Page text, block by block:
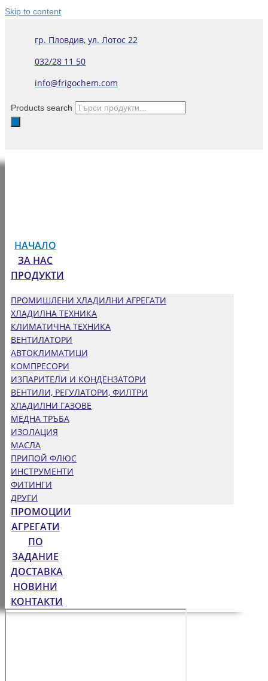
Skip to content
гр. Пловдив, ул. Лотос 22
032/28 11 50
info@frigochem.com
Products search
НАЧАЛО
ЗА НАС
ПРОДУКТИ
ПРОМИШЛЕНИ ХЛАДИЛНИ АГРЕГАТИ
ХЛАДИЛНА ТЕХНИКА
КЛИМАТИЧНА ТЕХНИКА
ВЕНТИЛАТОРИ
АВТОКЛИМАТИЦИ
КОМПРЕСОРИ
ИЗПАРИТЕЛИ И КОНДЕНЗАТОРИ
ВЕНТИЛИ, РЕГУЛАТОРИ, ФИЛТРИ
ХЛАДИЛНИ ГАЗОВЕ
МЕДНА ТРЪБА
ИЗОЛАЦИЯ
МАСЛА
ПРИПОЙ ФЛЮС
ИНСТРУМЕНТИ
ФИТИНГИ
ДРУГИ
ПРОМОЦИИ
АГРЕГАТИ
ПО
ЗАДАНИЕ
ДОСТАВКА
НОВИНИ
КОНТАКТИ